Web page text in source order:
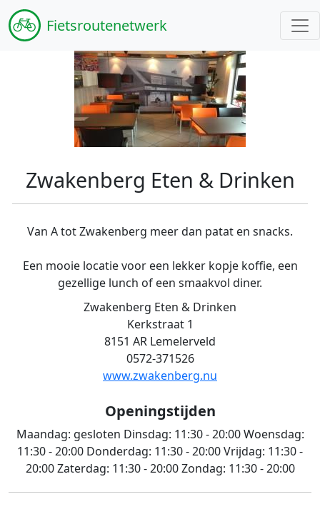
Fietsroutenetwerk
Zwakenberg Eten & Drinken
Van A tot Zwakenberg meer dan patat en snacks.
Een mooie locatie voor een lekker kopje koffie, een
gezellige lunch of een smaakvol diner.
Zwakenberg Eten & Drinken
Kerkstraat 1
8151 AR Lemelerveld
0572-371526
www.zwakenberg.nu
Openingstijden
Maandag: gesloten Dinsdag: 11:30 - 20:00Woensdag:
11:30 - 20:00 Donderdag: 11:30 - 20:00Vrijdag: 11:30 -
20:00Zaterdag: 11:30 - 20:00Zondag: 11:30 - 20:00